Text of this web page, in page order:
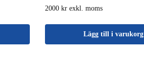
2000 kr exkl. moms
Lägg till i varukorg